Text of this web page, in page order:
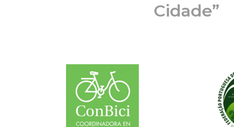
Cidade”